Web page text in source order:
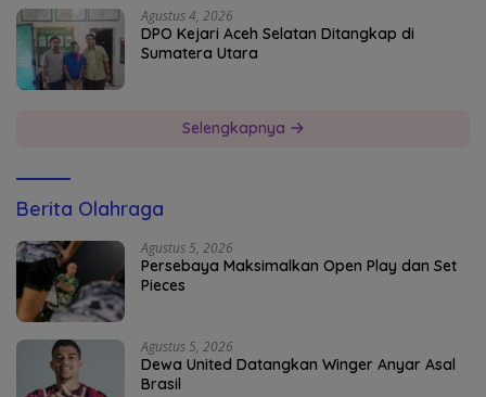
Agustus 4, 2026
DPO Kejari Aceh Selatan Ditangkap di
Sumatera Utara
Selengkapnya
Berita Olahraga
Agustus 5, 2026
Persebaya Maksimalkan Open Play dan Set
Pieces
Agustus 5, 2026
Dewa United Datangkan Winger Anyar Asal
Brasil